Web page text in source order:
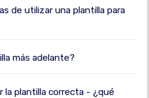
de utilizar una plantilla para
más adelante?
la plantilla correcta - ¿qué